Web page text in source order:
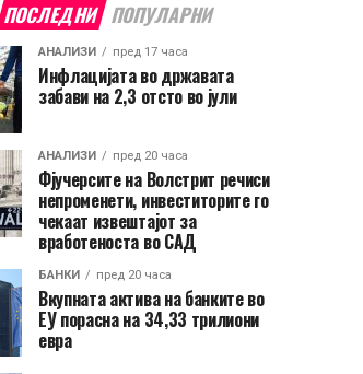
ПОСЛЕДНИ ПОПУЛАРНИ
АНАЛИЗИ пред 17 часа
Инфлацијата во државата
забави на 2,3 отсто во јули
АНАЛИЗИ пред 20 часа
Фјучерсите на Волстрит речиси
непроменети, инвеститорите го
чекаат извештајот за
вработеноста во САД
БАНКИ пред 20 часа
Вкупната актива на банките во
ЕУ порасна на 34,33 трилиони
евра